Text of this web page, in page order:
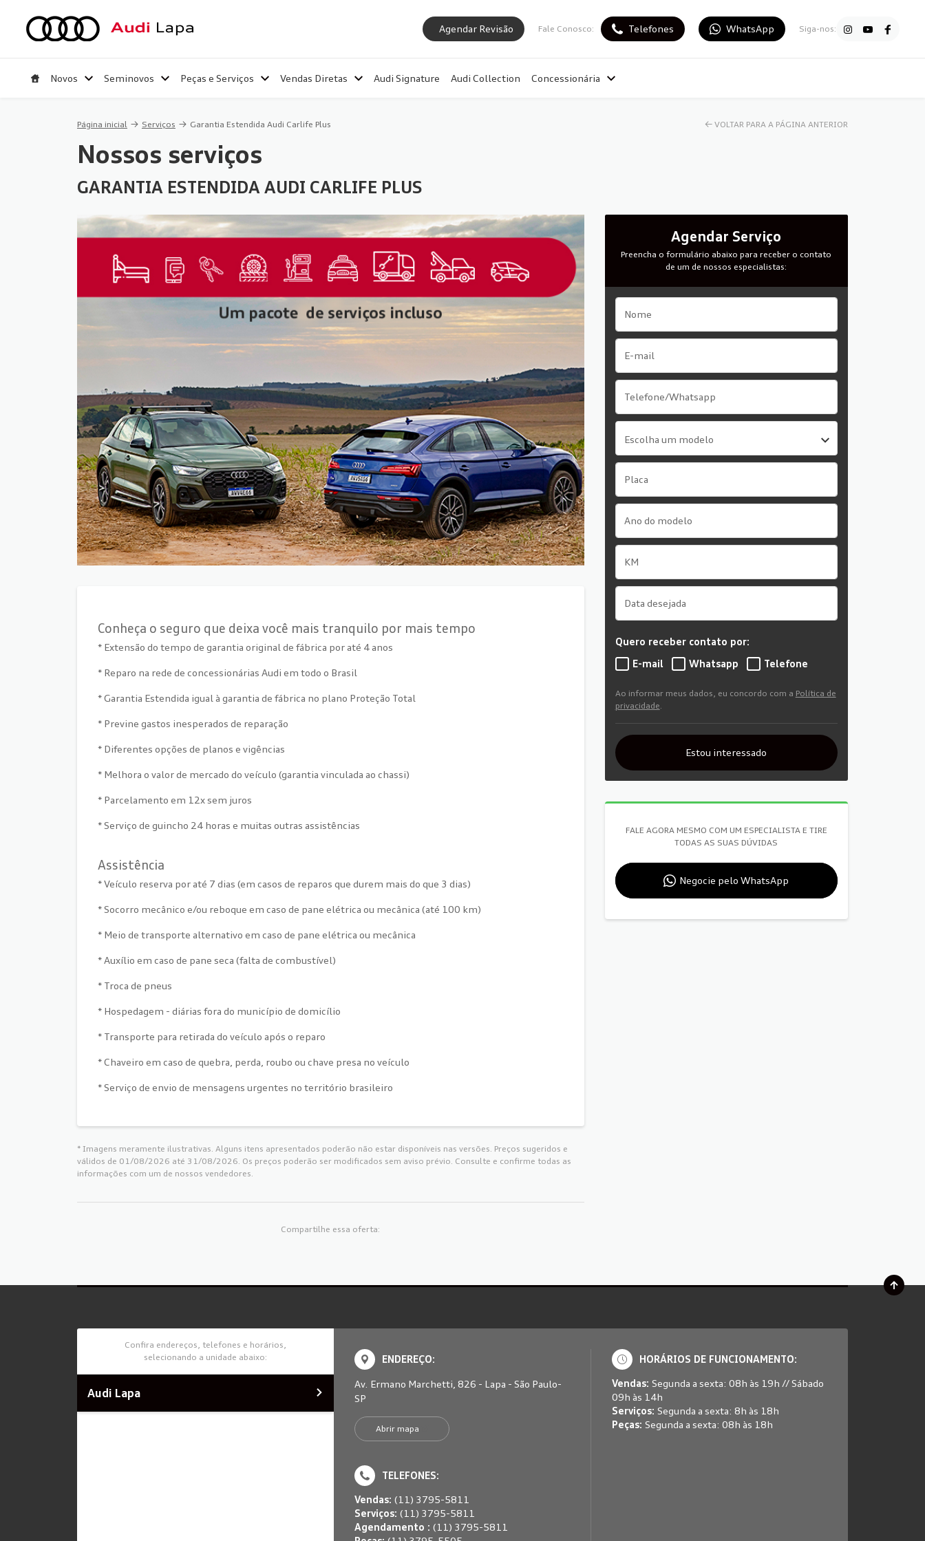
Agendar Revisão Fale Conosco: Telefones WhatsApp Siga-nos:
Novos Seminovos Peças e Serviços Vendas Diretas Audi Signature Audi Collection Concessionária
Página inicial Serviços Garantia Estendida Audi Carlife Plus ← VOLTAR PARA A PÁGINA ANTERIOR
Nossos serviços
GARANTIA ESTENDIDA AUDI CARLIFE PLUS
Conheça o seguro que deixa você mais tranquilo por mais tempo
* Extensão do tempo de garantia original de fábrica por até 4 anos
* Reparo na rede de concessionárias Audi em todo o Brasil
* Garantia Estendida igual à garantia de fábrica no plano Proteção Total
* Previne gastos inesperados de reparação
* Diferentes opções de planos e vigências
* Melhora o valor de mercado do veículo (garantia vinculada ao chassi)
* Parcelamento em 12x sem juros
* Serviço de guincho 24 horas e muitas outras assistências
Assistência
* Veículo reserva por até 7 dias (em casos de reparos que durem mais do que 3 dias)
* Socorro mecânico e/ou reboque em caso de pane elétrica ou mecânica (até 100 km)
* Meio de transporte alternativo em caso de pane elétrica ou mecânica
* Auxílio em caso de pane seca (falta de combustível)
* Troca de pneus
* Hospedagem - diárias fora do município de domicílio
* Transporte para retirada do veículo após o reparo
* Chaveiro em caso de quebra, perda, roubo ou chave presa no veículo
* Serviço de envio de mensagens urgentes no território brasileiro
* Imagens meramente ilustrativas. Alguns itens apresentados poderão não estar disponíveis nas versões. Preços sugeridos e
válidos de 01/08/2026 até 31/08/2026. Os preços poderão ser modificados sem aviso prévio. Consulte e confirme todas as
informações com um de nossos vendedores.
Compartilhe essa oferta:
Agendar Serviço
Preencha o formulário abaixo para receber o contato
de um de nossos especialistas:
Escolha um modelo
Quero receber contato por:
E-mail
Whatsapp Telefone
Ao informar meus dados, eu concordo com a Política de
privacidade.
Estou interessado
FALE AGORA MESMO COM UM ESPECIALISTA E TIRE
TODAS AS SUAS DÚVIDAS
Negocie pelo WhatsApp
Confira endereços, telefones e horários,
selecionando a unidade abaixo:
Audi Lapa
ENDEREÇO:
Av. Ermano Marchetti, 826 - Lapa - São Paulo-
SP
Abrir mapa
TELEFONES:
Vendas:(11) 3795-5811
Serviços:(11) 3795-5811
Agendamento :(11) 3795-5811
HORÁRIOS DE FUNCIONAMENTO:
Vendas: Segunda a sexta: 08h às 19h // Sábado
09h às 14h
Serviços: Segunda a sexta: 8h às 18h
Peças: Segunda a sexta: 08h às 18h